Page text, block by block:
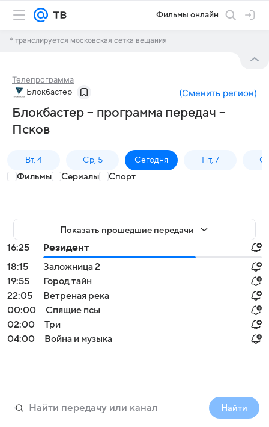
Фильмы онлайн
* транслируется московская сетка вещания
Телепрограмма
Блокбастер (Сменить регион)
Блокбастер – программа передач –
Псков
Вт, 4 Ср, 5 Сегодня Пт, 7
Фильмы Сериалы Спорт
Показать прошедшие передачи
16:25
Резидент
18:15
Заложница 2
19:55
Город тайн
22:05
Ветреная река
00:00
Спящие псы
02:00
Три
04:00
Война и музыка
Найти